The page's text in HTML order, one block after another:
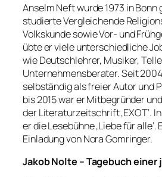
Anselm Neft wurde 1973 in Bonn
studierte Vergleichende
Volkskunde sowie Vor- und
übte er viele unterschiedliche
wie Deutschlehrer, Musiker,
Unternehmensberater. Seit
selbständig als freier Autor und
bis 2015 war er Mitbegründer
der Literaturzeitschrift ‚EXOT‘.
er die Lesebühne ‚Liebe für alle‘.
Einladung von Nora Gomringer.
Jakob Nolte – Tagebuch einer